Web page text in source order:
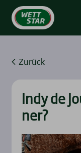
Zurück
Indy de
ner?